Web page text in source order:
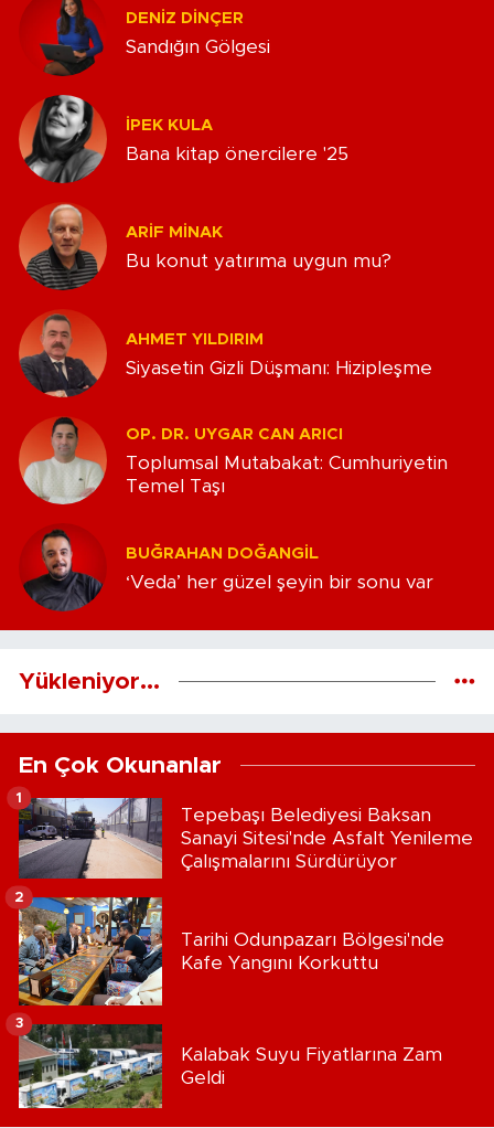
DENIZ DINÇER
Sandığın Gölgesi
İPEK KULA
Bana kitap önercilere '25
ARIF MINAK
Bu konut yatırıma uygun mu?
AHMET YILDIRIM
Siyasetin Gizli Düşmanı: Hizipleşme
OP. DR. UYGAR CAN ARICI
Toplumsal Mutabakat: Cumhuriyetin
Temel Taşı
BUĞRAHAN DOĞANGIL
‘Veda’ her güzel şeyin bir sonu var
Yükleniyor...
En Çok Okunanlar
Tepebaşı Belediyesi Baksan
Sanayi Sitesi'nde Asfalt Yenileme
Çalışmalarını Sürdürüyor
1
Tarihi Odunpazarı Bölgesi'nde
Kafe Yangını Korkuttu
2
Kalabak Suyu Fiyatlarına Zam
Geldi
3